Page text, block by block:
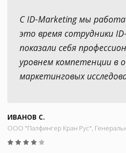
С ID-Marketing мы
это время сотрудники
показали себя
уровнем компетенции в
маркетинговых
ИВАНОВ С.
ООО "Палфингер Кран Рус",